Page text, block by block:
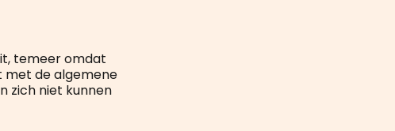
temeer omdat
met de algemene
zich niet kunnen